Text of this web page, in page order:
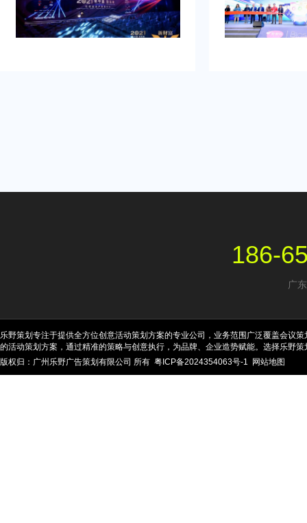
有需要还会选择乐野策划。
销售。可是鉴于
资源进行大规模
业的策划和执行
186-
广
乐野策划专注于提供全方位创意活动策划方案的专业公司，业务范围广泛覆盖会议
的活动策划方案，通过精准的策略与创意执行，为品牌、企业造势赋能。选择乐野
版权归：广州乐野广告策划有限公司 所有 粤ICP备2024354063号-1 网站地图